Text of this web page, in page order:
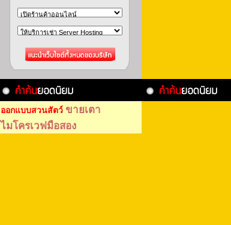
ออกแบบสวนสัตว์ ขายเตา
ไมโครเวฟมือสอง